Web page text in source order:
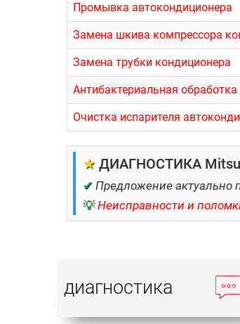
Промывка автокондиционера
Замена шкива компрессора
Замена трубки кондиционера
Антибактериальная
Очистка испарителя
★ ДИАГНОСТИКА
✔ Предложение актуально
💡 Неисправности и
диагностика